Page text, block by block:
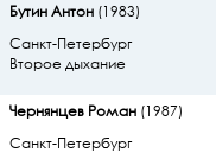
Бутин Антон(1983)
Санкт-Петербург
Второе дыхание
Чернянцев Роман(1987)
Санкт-Петербург